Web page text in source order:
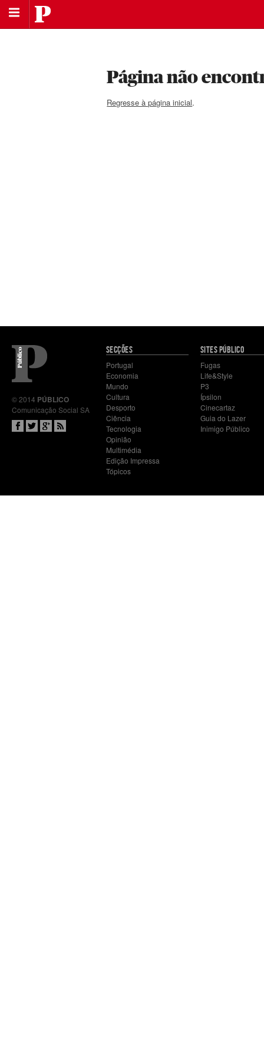
Página não
Regresse à página inicial.
© 2014 PÚBLICO
Comunicação Social SA
Mapa
do
site
SECÇÕES
Portugal
Economia
Mundo
Cultura
Desporto
Ciência
Tecnologia
Opinião
Multimédia
Edição Impressa
Tópicos
SITES PÚBLICO
Fugas
Life&Style
P3
Ípsilon
Cinecartaz
Guia do Lazer
Inimigo Público